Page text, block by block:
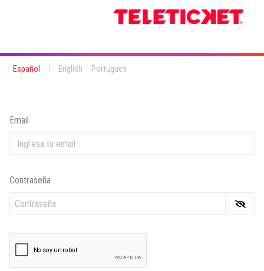
Español English Portugues
Email
Contraseña